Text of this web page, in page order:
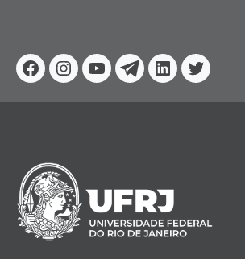
Facebook
Instagram
YoutubeTelegram
Linkedin
Twitter